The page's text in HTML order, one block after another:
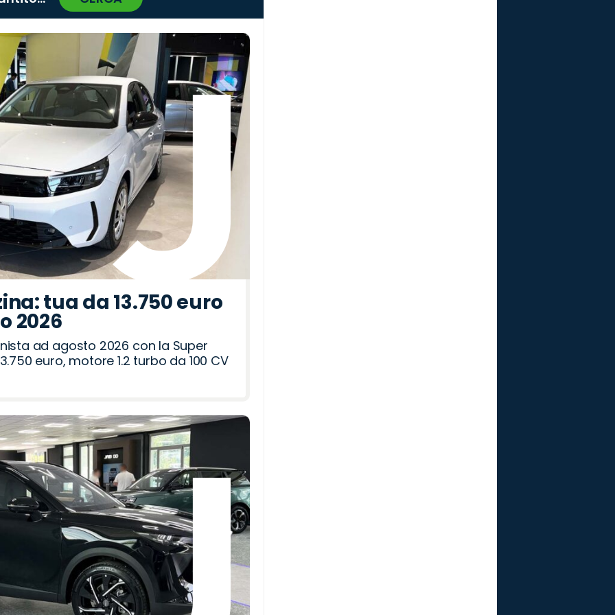
›
tua da 13.750 euro
2026
ad agosto 2026 con la Super
euro, motore 1.2 turbo da 100 CV